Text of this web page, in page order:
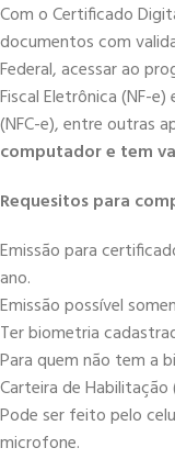
Com o Certificado
documentos com
Federal, acessar ao
Fiscal Eletrônica (NF-
(NFC-e), entre outras
computador e tem
Requesitos para
Emissão para
ano.
Emissão possível
Ter biometria
Para quem não tem a
Carteira de Habilitação
Pode ser feito pelo
microfone.